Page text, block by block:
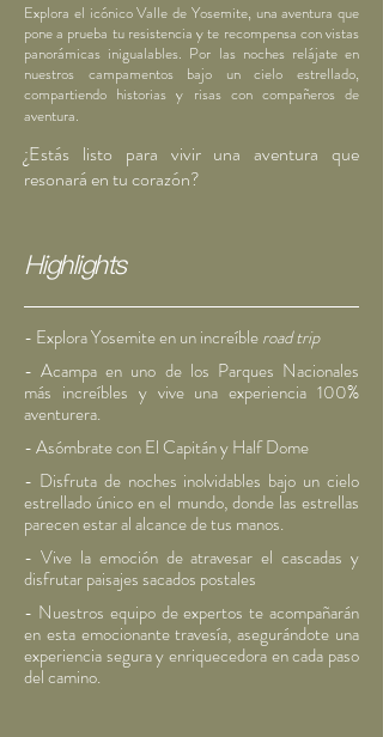
Explora el icónico Valle de Yosemite, una aventura que
pone a prueba tu resistencia y te recompensa con vistas
panorámicas inigualables. Por las noches relájate en
nuestros campamentos bajo un cielo estrellado,
compartiendo historias y risas con compañeros de
aventura.
¿Estás listo para vivir una aventura que
resonará en tu corazón?
Highlights
- Explora Yosemite en un increíbleroad trip
- Acampa en uno de los Parques Nacionales
más increíbles y vive una experiencia 100%
aventurera.
- Asómbrate con El Capitán y Half Dome
- Disfruta de noches inolvidables bajo un cielo
estrellado único en el mundo, donde las estrellas
parecen estar al alcance de tus manos.
- Vive la emoción de atravesar el cascadas y
disfrutar paisajes sacados postales
- Nuestros equipo de expertos te acompañarán
en esta emocionante travesía, asegurándote una
experiencia segura y enriquecedora en cada paso
del camino.